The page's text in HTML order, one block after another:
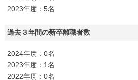
2023年度：5名
過去３年間の新卒離職者数
2024年度：0名
2023年度：1名
2022年度：0名